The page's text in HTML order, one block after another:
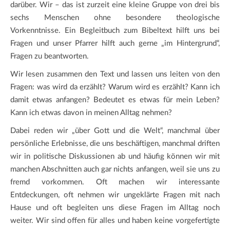
darüber. Wir – das ist zurzeit eine kleine Gruppe von drei bis
sechs Menschen ohne besondere theologische
Vorkenntnisse. Ein Begleitbuch zum Bibeltext hilft uns bei
Fragen und unser Pfarrer hilft auch gerne „im Hintergrund“,
Fragen zu beantworten.
Wir lesen zusammen den Text und lassen uns leiten von den
Fragen: was wird da erzählt? Warum wird es erzählt? Kann ich
damit etwas anfangen? Bedeutet es etwas für mein Leben?
Kann ich etwas davon in meinen Alltag nehmen?
Dabei reden wir „über Gott und die Welt“, manchmal über
persönliche Erlebnisse, die uns beschäftigen, manchmal driften
wir in politische Diskussionen ab und häufig können wir mit
manchen Abschnitten auch gar nichts anfangen, weil sie uns zu
fremd vorkommen. Oft machen wir interessante
Entdeckungen, oft nehmen wir ungeklärte Fragen mit nach
Hause und oft begleiten uns diese Fragen im Alltag noch
weiter. Wir sind offen für alles und haben keine vorgefertigte